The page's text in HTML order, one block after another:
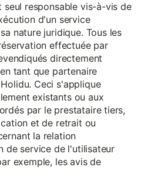
responsable vis-à-vis de
d'un service
nature juridique. Tous les
effectuée par
directement
tant que partenaire
Ceci s'applique
existants ou aux
par le prestataire tiers,
et de retrait ou
la relation
de service de l'utilisateur
exemple, les avis de